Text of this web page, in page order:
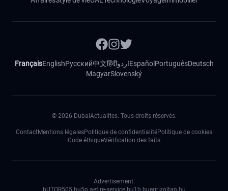
FrançaisEnglishРусский中文हिंदीاردوEspañol PortuguêsDeutsch
MagyarSlovenský
© 2026 DubaiActualites. Tous droits réservés.
ContactMentions légalesPolitique de confidentialitéPolitique de cookies
Code éthiqueVérification des faits
Advertisement:
bUTOR505.hu5n.aetire-service.hu1b.huegrizoltan.hu